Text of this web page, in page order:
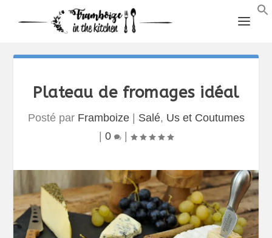
Plateau de fromages idéal
Posté par Framboize| Salé, Us et Coutumes
0